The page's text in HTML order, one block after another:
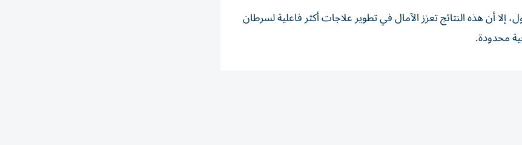
أن هذه النتائج تعزز الآمال في تطوير علاجات أكثر فاعلية لسرطان
محدودة.